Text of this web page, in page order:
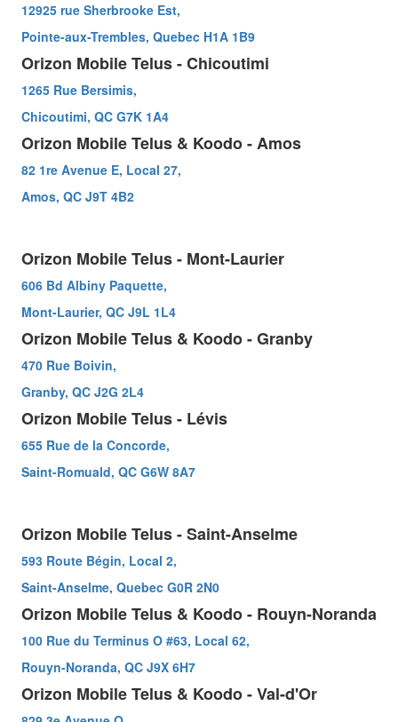
12925 rue Sherbrooke Est,
Pointe-aux-Trembles, Quebec H1A 1B9
Orizon Mobile Telus - Chicoutimi
1265 Rue Bersimis,
Chicoutimi, QC G7K 1A4
Orizon Mobile Telus & Koodo - Amos
82 1re Avenue E, Local 27,
Amos, QC J9T 4B2
Orizon Mobile Telus - Mont-Laurier
606 Bd Albiny Paquette,
Mont-Laurier, QC J9L 1L4
Orizon Mobile Telus & Koodo - Granby
470 Rue Boivin,
Granby, QC J2G 2L4
Orizon Mobile Telus - Lévis
655 Rue de la Concorde,
Saint-Romuald, QC G6W 8A7
Orizon Mobile Telus - Saint-Anselme
593 Route Bégin, Local 2,
Saint-Anselme, Quebec G0R 2N0
Orizon Mobile Telus & Koodo - Rouyn-Noranda
100 Rue du Terminus O #63, Local 62,
Rouyn-Noranda, QC J9X 6H7
Orizon Mobile Telus & Koodo - Val-d'Or